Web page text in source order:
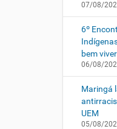
07/08/
6º
bem viver
06/08/
Maringá
UEM
05/08/